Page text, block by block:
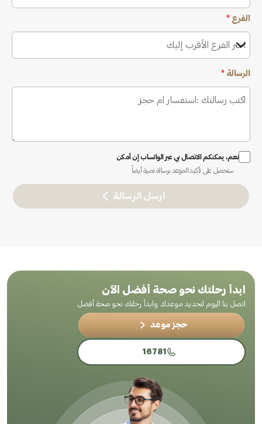
الفرع *
اختر الفرع الأقرب إليك
الرسالة *
نعم، يمكنكم الاتصال بي عبر الواتساب إن أمكن
ستحصل على تأكيد الموعد برسالة نصية أيضاً
ارسل الرسالة
ابدأ رحلتك نحو صحة أفضل الآن
اتصل بنا اليوم لتحديد موعدك وابدأ رحلتك نحو صحة أفضل
حجز موعد
16781